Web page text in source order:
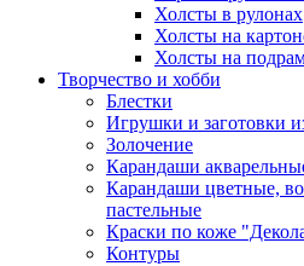
Холсты в рулонах
Холсты на
Холсты на
Творчество и хобби
Блестки
Игрушки и заготовки
Золочение
Карандаши
Карандаши цветные,
пастельные
Краски по коже
Контуры